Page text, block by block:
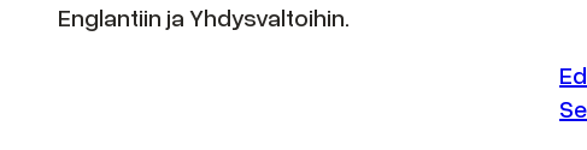
Englantiin ja Yhdysvaltoihin.